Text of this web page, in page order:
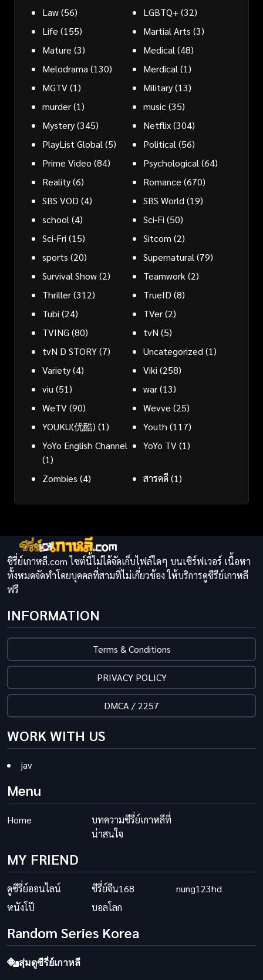
Law(56) LGBTQ+ (32)
Life (155) Martial Arts (3)
Mature (3) Medical (48)
Melodrama (130) Merdical (1)
MGTV(1) Military(13)
murder(1) music(35)
Mystery(345) Netflix(304)
PlayList Global (5) Political (56)
Prime Video (84) Psychological (64)
Reality(6) Romance (670)
SBS VOD (4) SBS World (19)
school (4) Sci-Fi (50)
Sci-Fri (15) Sitcom (2)
sports (20) Supernatural (79)
Survival Show(2) Teamwork (2)
Thriller(312) TrueID (8)
Tubi (24) TVer(2)
TVING (80) tvN (5)
tvN D STORY(7) Uncategorized (1)
Variety(4) Viki (258)
viu (51) war(13)
WeTV(90) Wevve (25)
YOUKU(优酷) (1) Youth (117)
YoYo English Channel
(1)
YoYo TV(1)
Zombies (4) สารคดี(1)
ซีรี่ย์เกาหลี.com ไซต์นี้ไม่ได้จัดเก็บไฟล์ใดๆ บนเซิร์ฟเวอร์ เนื้อหา
ทั้งหมดจัดทำโดยบุคคลที่สามที่ไม่เกี่ยวข้อง ให้บริการดูซีรีย์เกาหลี
ฟรี
INFORMATION
Terms & Conditions
PRIVACY POLICY
DMCA / 2257
WORK WITH US
jav
Menu
Home
บทความซีรี่ย์เกาหลีที่
น่าสนใจ
MY FRIEND
ดูซีรี่ย์ออนไลน์ ซีรี่ย์จีน168
nung123hd
หนังโป๊
บอลโลก
Random Series Korea
สุ่มดูซีรี่ย์เกาหลี